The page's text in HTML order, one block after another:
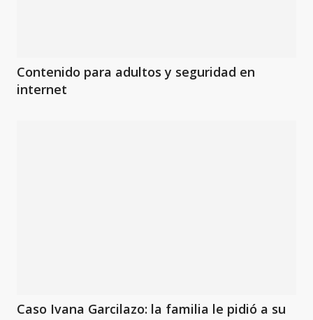
Contenido para adultos y seguridad en
internet
Caso Ivana Garcilazo: la familia le pidió a su